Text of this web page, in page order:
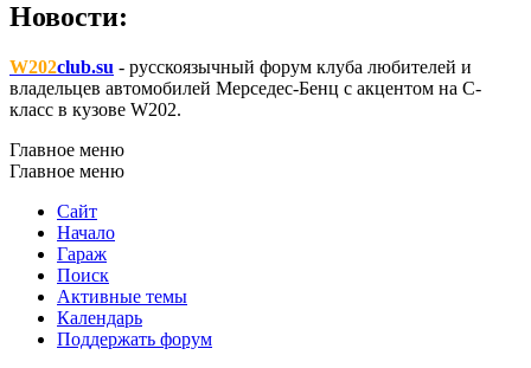
Новости:
W202club.su - русскоязычный форум клуба любителей и
владельцев автомобилей Мерседес-Бенц с акцентом на C-
класс в кузове W202.
Главное меню
Главное меню
Сайт
Начало
Гараж
Поиск
Активные темы
Календарь
Поддержать форум